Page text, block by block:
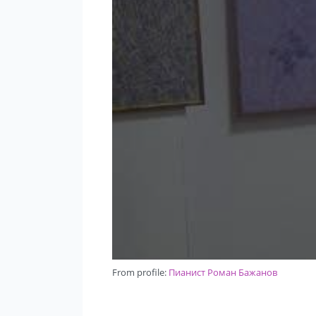
From profile: Пианист Роман Бажанов